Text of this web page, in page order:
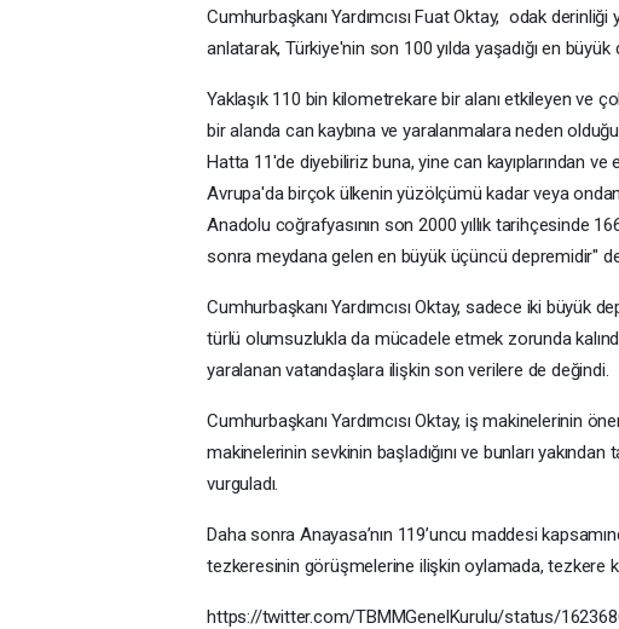
Cumhurbaşkanı Yardımcısı Fuat Oktay, odak
anlatarak, Türkiye'nin son 100 yılda yaşadığı en
Yaklaşık 110 bin kilometrekare bir alanı etkileyen ve
bir alanda can kaybına ve yaralanmalara neden
Hatta 11'de diyebiliriz buna, yine can kayıplarından
Avrupa'da birçok ülkenin yüzölçümü kadar veya
Anadolu coğrafyasının son 2000 yıllık tarihçesinde
sonra meydana gelen en büyük üçüncü depremidir"
Cumhurbaşkanı Yardımcısı Oktay, sadece iki büyük
türlü olumsuzlukla da mücadele etmek zorunda
yaralanan vatandaşlara ilişkin son verilere de değindi.
Cumhurbaşkanı Yardımcısı Oktay, iş makinelerinin
makinelerinin sevkinin başladığını ve bunları
vurguladı.
Daha sonra Anayasa’nın 119’uncu maddesi
tezkeresinin görüşmelerine ilişkin oylamada, tezkere
https://twitter.com/TBMMGenelKurulu/status/